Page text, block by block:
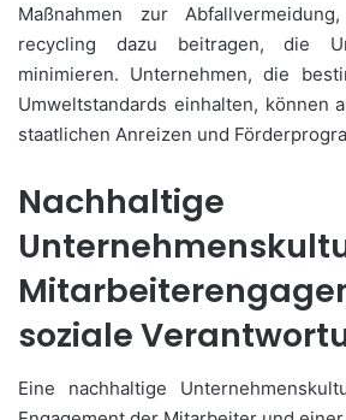
Maßnahmen zur
recycling dazu beitragen, die
minimieren. Unternehmen, die
Umweltstandards einhalten, können
staatlichen Anreizen und
Nachhaltige
soziale
Eine nachhaltige